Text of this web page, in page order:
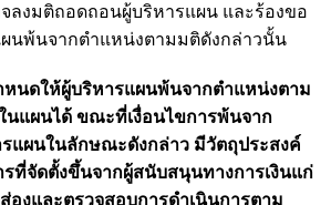
ลงมติถอดถอนผู้บริหารแผน และร้องขอ
นพ้นจากตำแหน่งตามมติดังกล่าวนั้น
หนดให้ผู้บริหารแผนพ้นจากตำแหน่งตาม
นแผนได้ ขณะที่เงื่อนไขการพ้นจาก
แผนในลักษณะดังกล่าว มีวัตถุประสงค์
ที่จัดตั้งขึ้นจากผู้สนับสนุนทางการเงินแก่
องและตรวจสอบการดำเนินการตาม